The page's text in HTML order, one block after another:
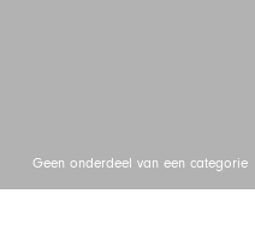
Geen onderdeel van een categorie